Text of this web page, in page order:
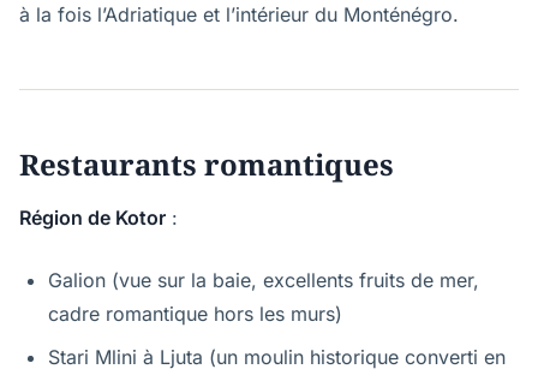
à la fois l’Adriatique et l’intérieur du Monténégro.
Restaurants romantiques
Région de Kotor :
Galion (vue sur la baie, excellents fruits de mer,
cadre romantique hors les murs)
Stari Mlini à Ljuta (un moulin historique converti en